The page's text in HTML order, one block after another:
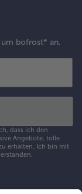
bofrost* an.
dass ich den
Angebote, tolle
erhalten. Ich bin mit